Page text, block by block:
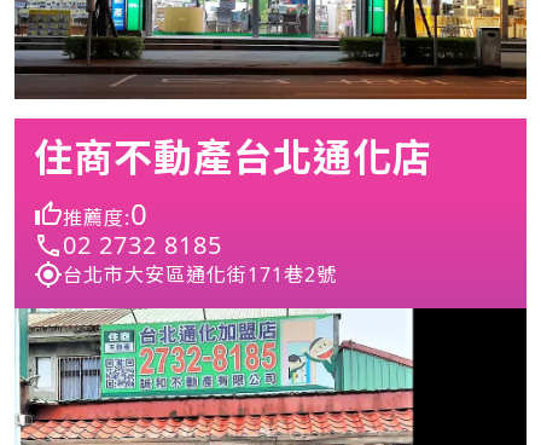
住商不動產台北通化店
推薦度:0
02 2732 8185
台北市大安區通化街171巷2號